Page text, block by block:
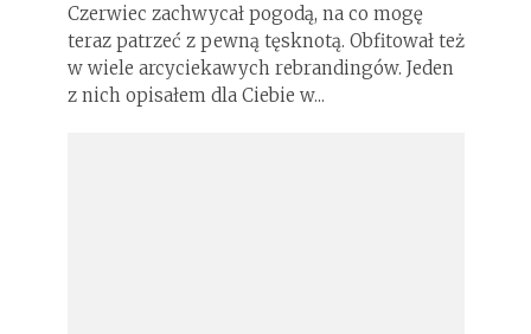
Czerwiec zachwycał pogodą, na co mogę
teraz patrzeć z pewną tęsknotą. Obfitował też
w wiele arcyciekawych rebrandingów. Jeden
z nich opisałem dla Ciebie w...